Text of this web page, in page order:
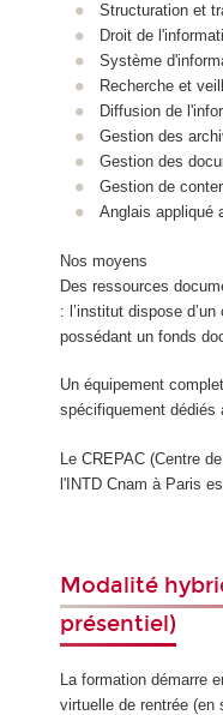
Structuration et
Droit de
Système
Recherche et
Diffusion de
Gestion des
Gestion des
Gestion de
Anglais appliqué
Nos moyens
Des ressources
: l’institut dispose
possédant un fonds
Un équipement
spécifiquement dédiés
Le CREPAC (Centre
l'INTD Cnam à Paris
Modalité
présentiel)
La formation démarre
virtuelle de rentrée (en